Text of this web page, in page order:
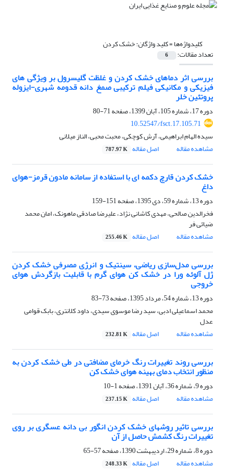
کلیدواژه‌ها =کلید واژگان: خشک کردن
تعداد مقالات: 6
بررسی اثر دماهای خشک کردن و غلظت گلیسرول بر ویژگی های
فیزیکی و مکانیکی فیلم ترکیبی صمغ دانه قدومه شهری-ایزوله
پروتئین خلر
دوره 17، شماره 105، آبان 1399، صفحه
71-80
10.52547/fsct.17.105.71
سیده الهام ابراهیمی، آرش کوچکی، محبت محبی، الناز میلانی
مشاهده مقاله
اصل مقاله 787.97 K
خشک کردن قارچ دکمه ای با استفاده از سامانه مادون قرمز-هوای
داغ
دوره 13، شماره 59، دی 1395، صفحه
151-159
فخرالدین صالحی، مهدی کاشانی نژاد، علیرضا صادقی ماهونک، امان محمد
ضیائی فر
مشاهده مقاله
اصل مقاله 255.46 K
بررسی مدل‌سازی ریاضی، سینتیک و انرژی مصرفی خشک کردن
ژل آلوئه ورا در خشک کن هوای گرم با قابلیت بازگردش هوای
خروجی
دوره 13، شماره 54، مرداد 1395، صفحه
73-83
محمد اسماعیلی ادبی، سید رضا موسوی سیدی، داود کلانتری، بابک قوامی
عدل
مشاهده مقاله
اصل مقاله 232.81 K
بررسی روند تغییرات رنگ خرمای مضافتی در طی خشک کردن به
منظور انتخاب دمای بهینه هوای خشک کن
دوره 9، شماره 36، آبان 1391، صفحه
1-10
مشاهده مقاله
اصل مقاله 237.15 K
بررسی تاثیر روشهای خشک کردن انگور بی دانه عسگری بر روی
تغییرات رنگ کشمش حاصل از آن
دوره 8، شماره 29، اردیبهشت 1390، صفحه
57-65
مشاهده مقاله
اصل مقاله 248.33 K